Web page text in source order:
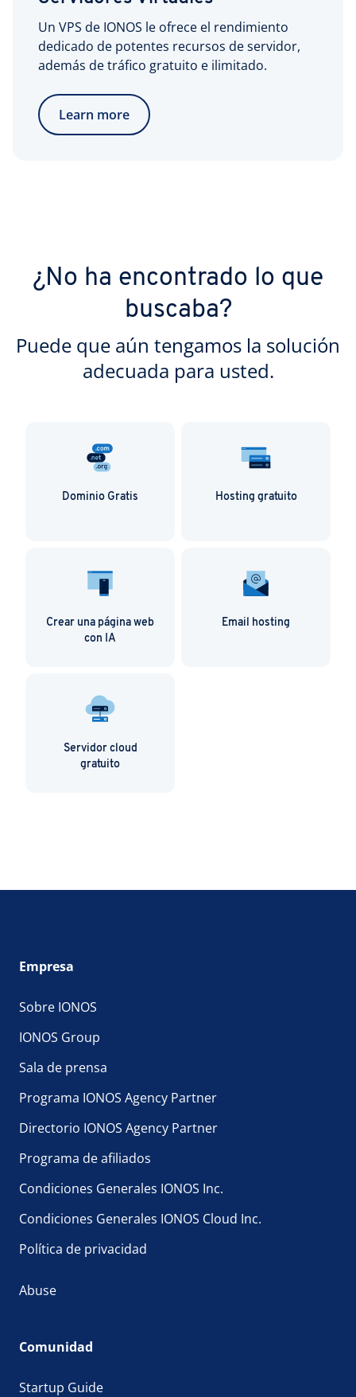
Un VPS de IONOS le ofrece el rendimiento
dedicado de potentes recursos de servidor,
además de tráfico gratuito e ilimitado.
Learn more
¿No ha encontrado lo que
buscaba?
Puede que aún tengamos la solución
adecuada para usted.
Dominio Gratis Hosting gratuito
Crear una página web
con IA
Email hosting
Servidor cloud
gratuito
Empresa
Sobre IONOS
IONOS Group
Sala de prensa
Programa IONOS Agency Partner
Directorio IONOS Agency Partner
Programa de afiliados
Condiciones Generales IONOS Inc.
Condiciones Generales IONOS Cloud Inc.
Política de privacidad
Abuse
Comunidad
Startup Guide